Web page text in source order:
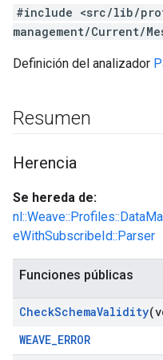
#include <src/lib/
management/Current/
Definición del analizador
Resumen
Herencia
Se hereda de:
eWithSubscribeId::Parser
Funciones públicas
CheckSchemaValidity
WEAVE_ERROR